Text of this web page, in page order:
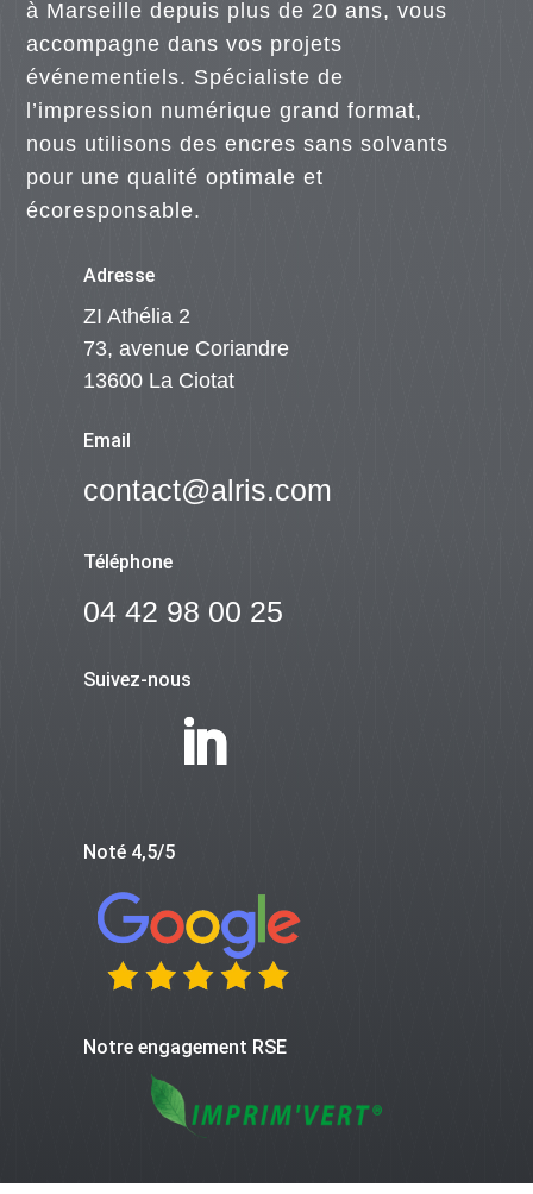
à Marseille depuis plus de 20 ans, vous
accompagne dans vos projets
événementiels. Spécialiste de
l’impression numérique grand format,
nous utilisons des encres sans solvants
pour une qualité optimale et
écoresponsable.
Adresse
ZI Athélia 2
73, avenue Coriandre
13600 La Ciotat
Email
contact@alris.com
Téléphone
04 42 98 00 25
Suivez-nous
Noté 4,5/5
Notre engagement RSE